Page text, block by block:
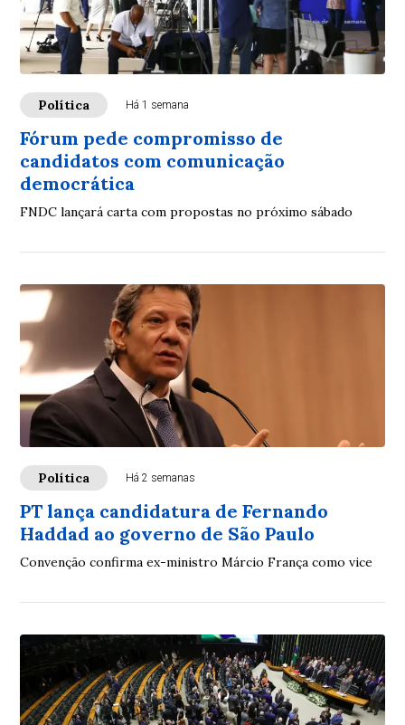
Política Há 1 semana
Fórum pede compromisso de
candidatos com comunicação
democrática
FNDC lançará carta com propostas no próximo sábado
Política Há 2 semanas
PT lança candidatura de Fernando
Haddad ao governo de São Paulo
Convenção confirma ex-ministro Márcio França como vice